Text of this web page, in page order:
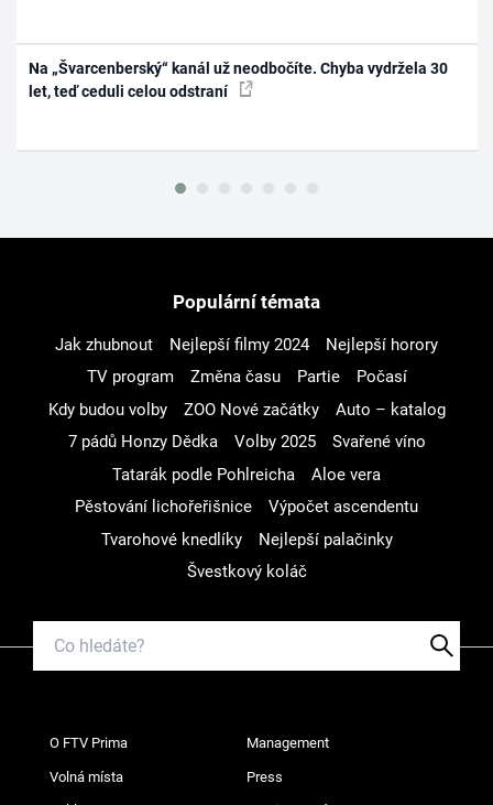
Na „Švarcenberský“ kanál už neodbočíte. Chyba vydržela 30
let, teď ceduli celou odstraní
Populární témata
Jak zhubnout Nejlepší filmy 2024
Nejlepší horory
TV program
Změna času Partie
Počasí
Kdy budou volby
ZOO Nové začátky
Auto – katalog
7 pádů Honzy Dědka
Volby 2025
Svařené víno
Tatarák podle Pohlreicha
Aloe vera
Pěstování lichořeřišnice
Výpočet ascendentu
Tvarohové knedlíky
Nejlepší palačinky
Švestkový koláč
O FTV Prima Management
Volná místa Press